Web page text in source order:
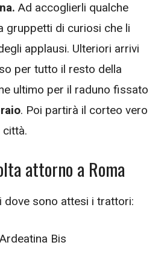
Ad accoglierli qualche
gruppetti di curiosi che li
applausi. Ulteriori arrivi
per tutto il resto della
ultimo per il raduno fissato
. Poi partirà il corteo vero
attorno a Roma
dove sono attesi i trattori:
Bis